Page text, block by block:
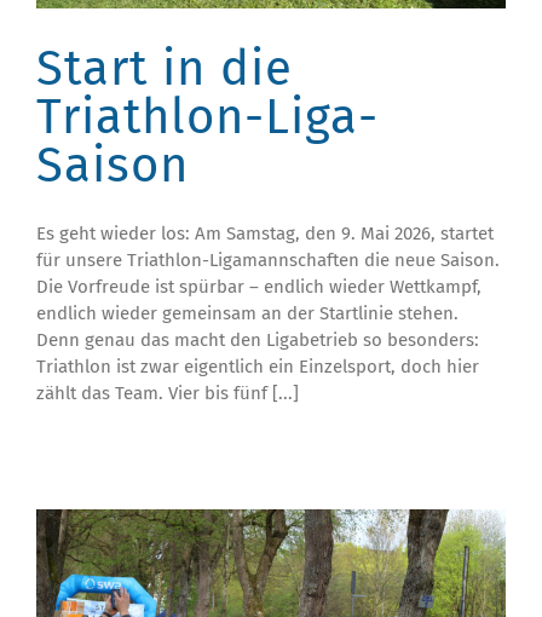
Start in die
Triathlon-Liga-
Saison
Es geht wieder los: Am Samstag, den 9. Mai 2026, startet
für unsere Triathlon-Ligamannschaften die neue Saison.
Die Vorfreude ist spürbar – endlich wieder Wettkampf,
endlich wieder gemeinsam an der Startlinie stehen.
Denn genau das macht den Ligabetrieb so besonders:
Triathlon ist zwar eigentlich ein Einzelsport, doch hier
zählt das Team. Vier bis fünf [...]